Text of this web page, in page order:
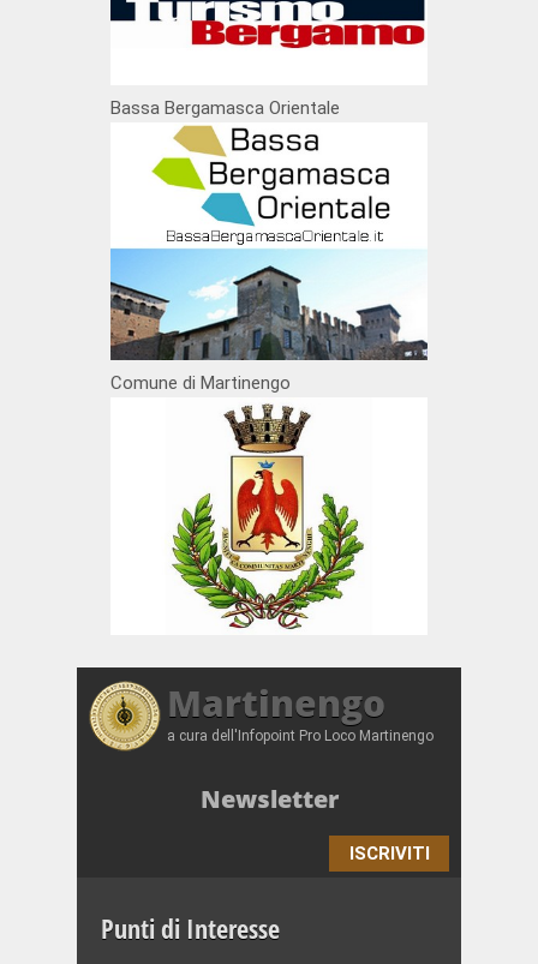
Bassa Bergamasca Orientale
Comune di Martinengo
Martinengo
a cura dell'Infopoint Pro Loco Martinengo
Newsletter
ISCRIVITI
Punti di Interesse